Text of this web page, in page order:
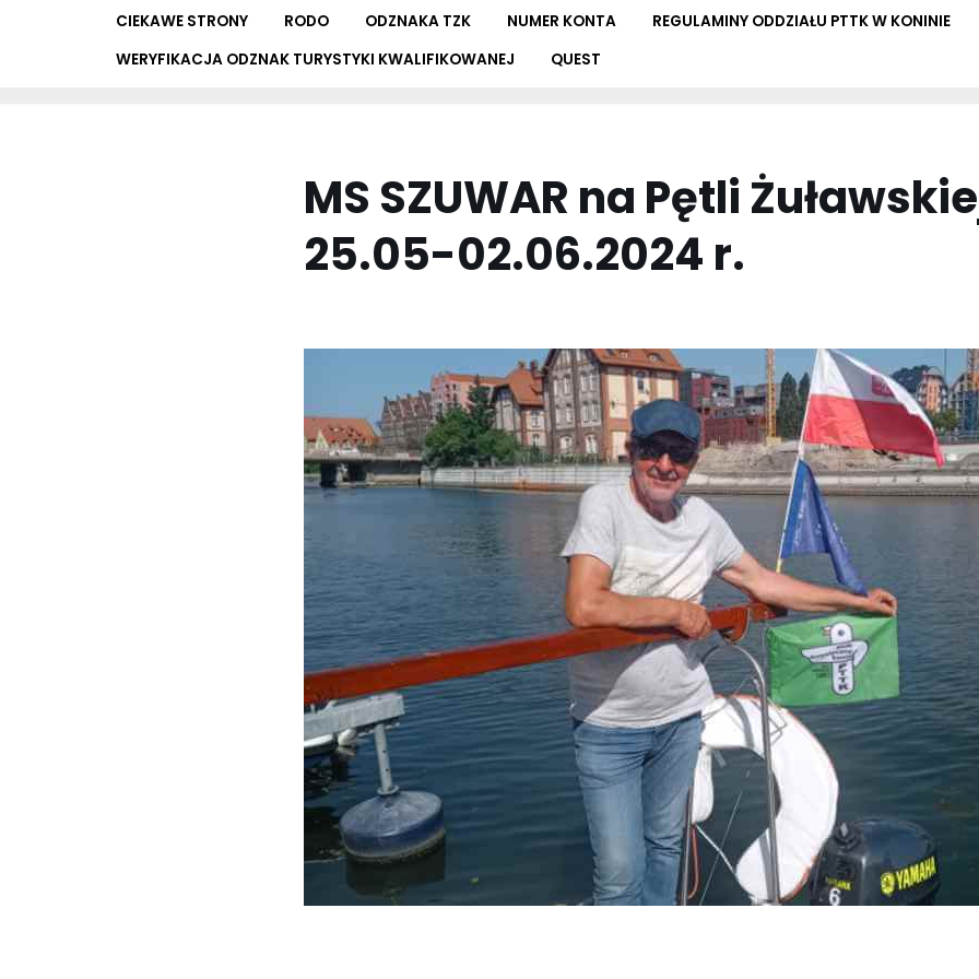
CIEKAWE STRONY RODO ODZNAKA TZK NUMER KONTA
REGULAMINY ODDZIAŁU PTTK W KONINIE
WERYFIKACJA ODZNAK TURYSTYKI KWALIFIKOWANEJ
QUEST
MS SZUWAR na Pętli
25.05-02.06.2024 r.